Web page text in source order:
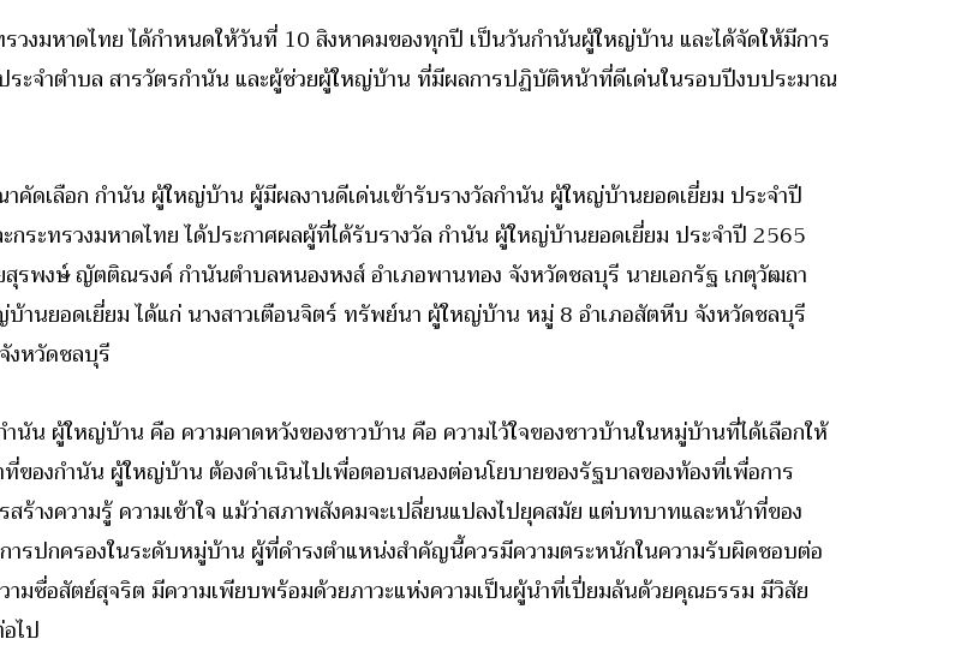
วงมหาดไทย ได้กำหนดให้วันที่ 10 สิงหาคมของทุกปี เป็นวันกำนันผู้ใหญ่บ้าน และได้จัดให้มีการ
ะจำตำบล สารวัตรกำนัน และผู้ช่วยผู้ใหญ่บ้าน ที่มีผลการปฏิบัติหน้าที่ดีเด่นในรอบปีงบประมาณ
ดเลือก กำนัน ผู้ใหญ่บ้าน ผู้มีผลงานดีเด่นเข้ารับรางวัลกำนัน ผู้ใหญ่บ้านยอดเยี่ยม ประจำปี
ระทรวงมหาดไทย ได้ประกาศผลผู้ที่ได้รับรางวัล กำนัน ผู้ใหญ่บ้านยอดเยี่ยม ประจำปี 2565
รพงษ์ ญัตติณรงค์ กำนันตำบลหนองหงส์ อำเภอพานทอง จังหวัดชลบุรี นายเอกรัฐ เกตุวัฒถา
านยอดเยี่ยม ได้แก่ นางสาวเตือนจิตร์ ทรัพย์นา ผู้ใหญ่บ้าน หมู่ 8 อำเภอสัตหีบ จังหวัดชลบุรี
งหวัดชลบุรี
นัน ผู้ใหญ่บ้าน คือ ความคาดหวังของชาวบ้าน คือ ความไว้ใจของชาวบ้านในหมู่บ้านที่ได้เลือกให้
องกำนัน ผู้ใหญ่บ้าน ต้องดำเนินไปเพื่อตอบสนองต่อนโยบายของรัฐบาลของท้องที่เพื่อการ
งความรู้ ความเข้าใจ แม้ว่าสภาพสังคมจะเปลี่ยนแปลงไปยุคสมัย แต่บทบาทและหน้าที่ของ
รปกครองในระดับหมู่บ้าน ผู้ที่ดำรงตำแหน่งสำคัญนี้ควรมีความตระหนักในความรับผิดชอบต่อ
ามซื่อสัตย์สุจริต มีความเพียบพร้อมด้วยภาวะแห่งความเป็นผู้นำที่เปี่ยมล้นด้วยคุณธรรม มีวิสัย
ไป